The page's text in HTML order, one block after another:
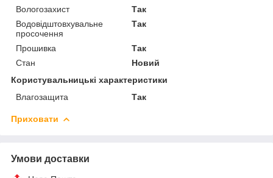
Вологозахист
Так
Водовідштовхувальне
просочення
Так
Прошивка
Так
Стан
Новий
Користувальницькі характеристики
Влагозащита
Так
Приховати
Умови доставки